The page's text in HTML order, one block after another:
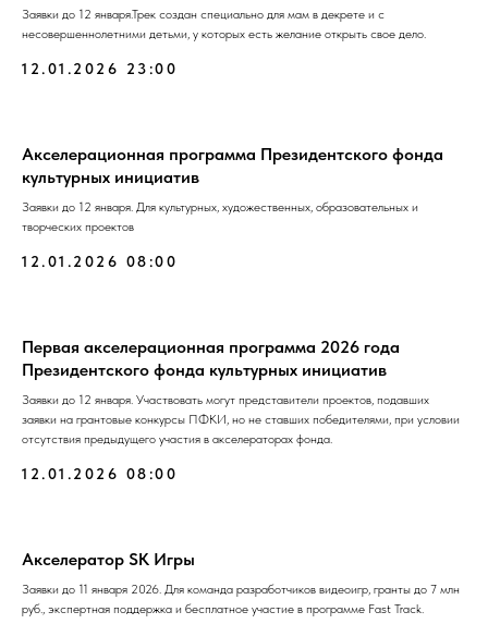
Заявки до 12 января.Трек создан специально для мам в декрете и с
несовершеннолетними детьми, у которых есть желание открыть свое дело.
12.01.2026 23:00
Акселерационная программа Президентского фонда
культурных инициатив
Заявки до 12 января. Для культурных, художественных, образовательных и
творческих проектов
12.01.2026 08:00
Первая акселерационная программа 2026 года
Президентского фонда культурных инициатив
Заявки до 12 января. Участвовать могут представители проектов, подавших
заявки на грантовые конкурсы ПФКИ, но не ставших победителями, при условии
отсутствия предыдущего участия в акселераторах фонда.
12.01.2026 08:00
Акселератор SK Игры
Заявки до 11 января 2026. Для команда разработчиков видеоигр, гранты до 7 млн
руб., экспертная поддержка и бесплатное участие в программе Fast Track.